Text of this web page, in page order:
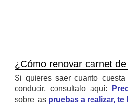
¿Cómo renovar carnet
Si quieres saer cuanto
conducir, consultalo aquí:
sobre las pruebas a realizar,